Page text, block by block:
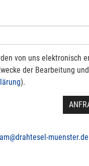
von uns elektronisch
der Bearbeitung
).
muenster.de